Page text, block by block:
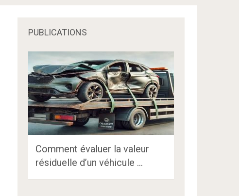
PUBLICATIONS
Comment évaluer la valeur
résiduelle d’un véhicule …